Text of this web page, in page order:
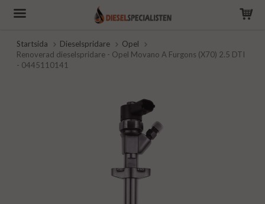
Startsida Dieselspridare
Opel
Renoverad dieselspridare - Opel Movano A Furgons (X70) 2.5 DTI
- 0445110141